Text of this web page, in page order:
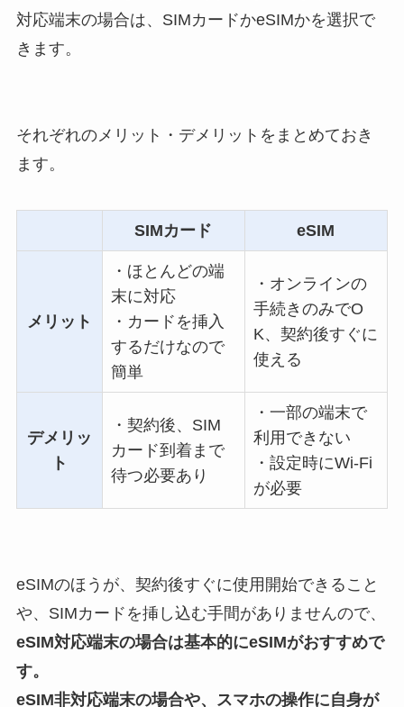
対応端末の場合は、SIMカードかeSIMかを選択で
きます。
それぞれのメリット・デメリットをまとめておき
ます。
SIMカード eSIM
メリット
・ほとんどの端
末に対応
・カードを挿入
するだけなので
簡単
・オンラインの
手続きのみでO
K、契約後すぐに
使える
デメリッ
ト
・契約後、SIM
カード到着まで
待つ必要あり
・一部の端末で
利用できない
・設定時にWi-Fi
が必要
eSIMのほうが、契約後すぐに使用開始できること
や、SIMカードを挿し込む手間がありませんので、
eSIM対応端末の場合は基本的にeSIMがおすすめで
す。
eSIM非対応端末の場合や、スマホの操作に自身が